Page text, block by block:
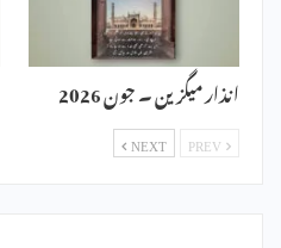
انذار میگزین ۔ جون 2026
NEXT